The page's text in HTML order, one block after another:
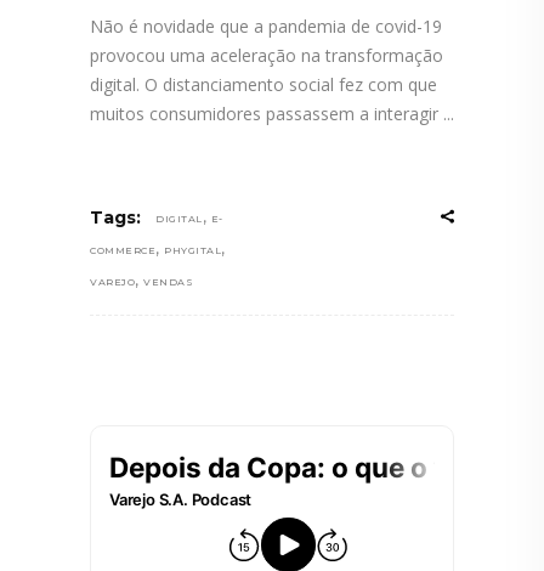
Não é novidade que a pandemia de covid-19
provocou uma aceleração na transformação
digital. O distanciamento social fez com que
muitos consumidores passassem a interagir
Tags: DIGITAL , E-
COMMERCE , PHYGITAL ,
VAREJO, VENDAS